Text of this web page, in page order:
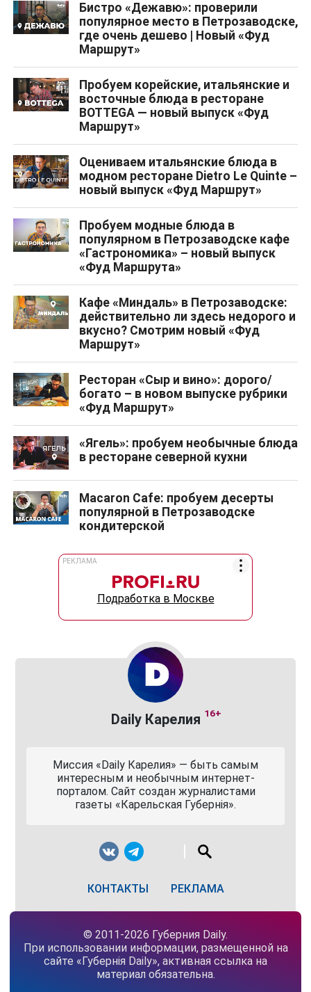
Бистро «Дежавю»: проверили
популярное место в Петрозаводске,
где очень дешево | Новый «Фуд
Маршрут»
Пробуем корейские, итальянские и
восточные блюда в ресторане
BOTTEGA — новый выпуск «Фуд
Маршрут»
Оцениваем итальянские блюда в
модном ресторане Dietro Le Quinte –
новый выпуск «Фуд Маршрут»
Пробуем модные блюда в
популярном в Петрозаводске кафе
«Гастрономика» – новый выпуск
«Фуд Маршрута»
Кафе «Миндаль» в Петрозаводске:
действительно ли здесь недорого и
вкусно? Смотрим новый «Фуд
Маршрут»
Ресторан «Сыр и вино»: дорого/
богато – в новом выпуске рубрики
«Фуд Маршрут»
«Ягель»: пробуем необычные блюда
в ресторане северной кухни
Macaron Cafe: пробуем десерты
популярной в Петрозаводске
кондитерской
РЕКЛАМА
Подработка в Москве
Daily Карелия 16+
Миссия «Daily Карелия» — быть самым
интересным и необычным интернет-
порталом. Сайт создан журналистами
газеты «Карельская Губернiя».
КОНТАКТЫ РЕКЛАМА
© 2011-2026 Губерния Daily.
При использовании информации, размещенной на
сайте «Губернiя Daily», активная ссылка на
материал обязательна.